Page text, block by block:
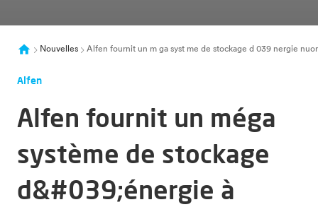
Nouvelles Alfen fournit un m ga syst me de stockage d 039 nergie
Alfen
Alfen fournit un méga
système de stockage
d&#039;énergie à